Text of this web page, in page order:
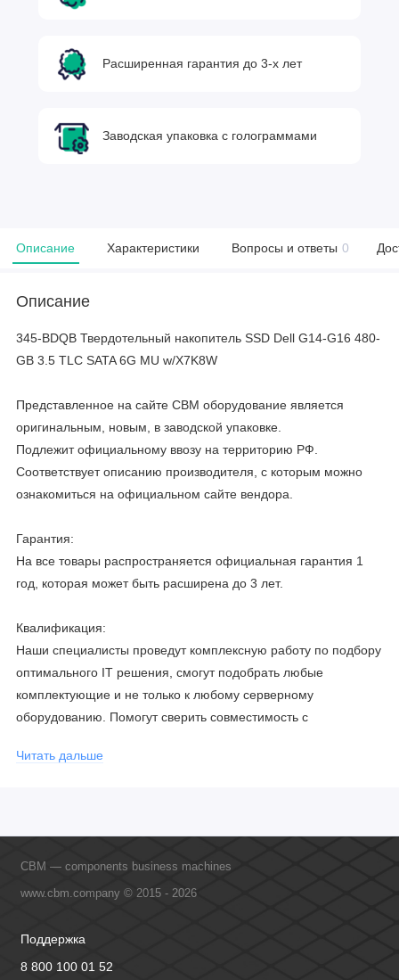
Расширенная гарантия до 3-х лет
Заводская упаковка с голограммами
Описание Характеристики Вопросы и ответы 0
Описание
345-BDQB Твердотельный накопитель SSD Dell G14-G16 480-
GB 3.5 TLC SATA 6G MU w/X7K8W
Представленное на сайте CBM оборудование является
оригинальным, новым, в заводской упаковке.
Подлежит официальному ввозу на территорию РФ.
Соответствует описанию производителя, с которым можно
ознакомиться на официальном сайте вендора.
Гарантия:
На все товары распространяется официальная гарантия 1
год, которая может быть расширена до 3 лет.
Квалификация:
Наши специалисты проведут комплексную работу по подбору
оптимального IT решения, смогут подобрать любые
комплектующие и не только к любому серверному
оборудованию. Помогут сверить совместимость с
официальными производителями и проводим регулярное
Читать дальше
CBM — components business machines
www.cbm.company © 2015 - 2026
Поддержка
8 800 100 01 52